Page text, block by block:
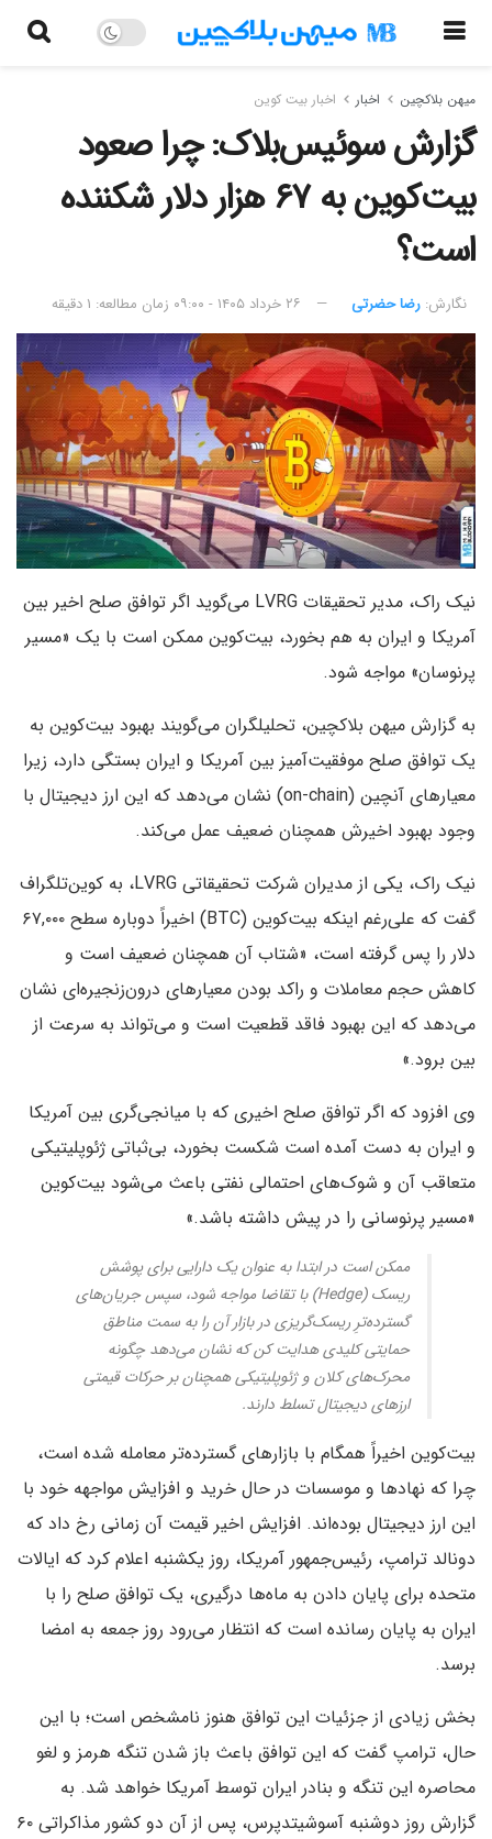
میهن بلاکچین اخبار اخبار بیت کوین
گزارش سوئیس‌بلاک: چرا صعود
بیت‌کوین به ۶۷ هزار دلار شکننده
است؟
نگارش:‌ رضا حضرتی ۲۶ خرداد ۱۴۰۵ - ۰۹:۰۰ زمان مطالعه: ۱ دقیقه
نیک راک، مدیر تحقیقات LVRG می‌گوید اگر توافق صلح اخیر بین
آمریکا و ایران به هم بخورد، بیت‌کوین ممکن است با یک «مسیر
پرنوسان» مواجه شود.
به گزارش میهن بلاکچین، تحلیلگران می‌گویند بهبود بیت‌کوین به
یک توافق صلح موفقیت‌آمیز بین آمریکا و ایران بستگی دارد، زیرا
معیارهای آنچین (on-chain) نشان می‌دهد که این ارز دیجیتال با
وجود بهبود اخیرش همچنان ضعیف عمل می‌کند.
نیک راک، یکی از مدیران شرکت تحقیقاتی LVRG، به کوین‌تلگراف
گفت که علی‌رغم اینکه بیت‌کوین (BTC) اخیراً دوباره سطح ۶۷,۰۰۰
دلار را پس گرفته است، «شتاب آن همچنان ضعیف است و
کاهش حجم معاملات و راکد بودن معیارهای درون‌زنجیره‌ای نشان
می‌دهد که این بهبود فاقد قطعیت است و می‌تواند به سرعت از
بین برود.»
وی افزود که اگر توافق صلح اخیری که با میانجی‌گری بین آمریکا
و ایران به دست آمده است شکست بخورد، بی‌ثباتی ژئوپلیتیکی
متعاقب آن و شوک‌های احتمالی نفتی باعث می‌شود بیت‌کوین
«مسیر پرنوسانی را در پیش داشته باشد.»
ممکن است در ابتدا به عنوان یک دارایی برای پوشش
ریسک (Hedge) با تقاضا مواجه شود، سپس جریان‌های
گسترده‌ترِ ریسک‌گریزی در بازار آن را به سمت مناطق
حمایتی کلیدی هدایت کن که نشان می‌دهد چگونه
محرک‌های کلان و ژئوپلیتیکی همچنان بر حرکات قیمتی
ارزهای دیجیتال تسلط دارند.
بیت‌کوین اخیراً همگام با بازارهای گسترده‌تر معامله شده است،
چرا که نهادها و موسسات در حال خرید و افزایش مواجهه خود با
این ارز دیجیتال بوده‌اند. افزایش اخیر قیمت آن زمانی رخ داد که
دونالد ترامپ، رئیس‌جمهور آمریکا، روز یکشنبه اعلام کرد که ایالات
متحده برای پایان دادن به ماه‌ها درگیری، یک توافق صلح را با
ایران به پایان رسانده است که انتظار می‌رود روز جمعه به امضا
برسد.
بخش زیادی از جزئیات این توافق هنوز نامشخص است؛ با این
حال، ترامپ گفت که این توافق باعث باز شدن تنگه هرمز و لغو
محاصره این تنگه و بنادر ایران توسط آمریکا خواهد شد. به
گزارش روز دوشنبه آسوشیتدپرس، پس از آن دو کشور مذاکراتی ۶۰